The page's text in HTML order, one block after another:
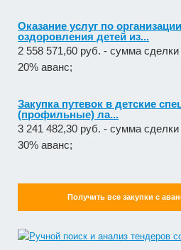
Оказание услуг по
оздоровления детей из...
2 558 571,60 руб. - сумма сделки
20% аванс;
Закупка путевок в детские
(профильные) ла...
3 241 482,30 руб. - сумма сделки
30% аванс;
Получить все закупки с